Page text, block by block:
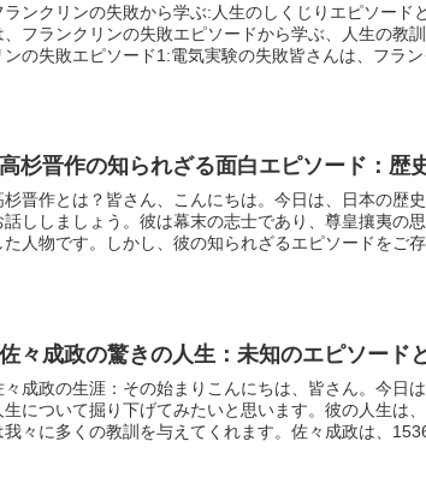
ランクリンの失敗から学ぶ:人生のしくじりエピソード
、フランクリンの失敗エピソードから学ぶ、人生の教
ンの失敗エピソード1:電気実験の失敗皆さんは、フラン
杉晋作の知られざる面白エピソード：歴
杉晋作とは？皆さん、こんにちは。今日は、日本の歴
話ししましょう。彼は幕末の志士であり、尊皇攘夷の
た人物です。しかし、彼の知られざるエピソードをご
々成政の驚きの人生：未知のエピソード
々成政の生涯：その始まりこんにちは、皆さん。今日
生について掘り下げてみたいと思います。彼の人生は
我々に多くの教訓を与えてくれます。佐々成政は、